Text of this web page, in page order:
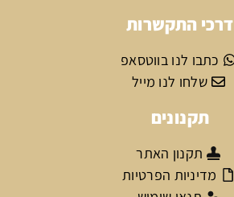
דרכי התקשרות
כתבו לנו בווטסאפ
שלחו לנו מייל
תקנונים
תקנון האתר
מדיניות הפרטיות